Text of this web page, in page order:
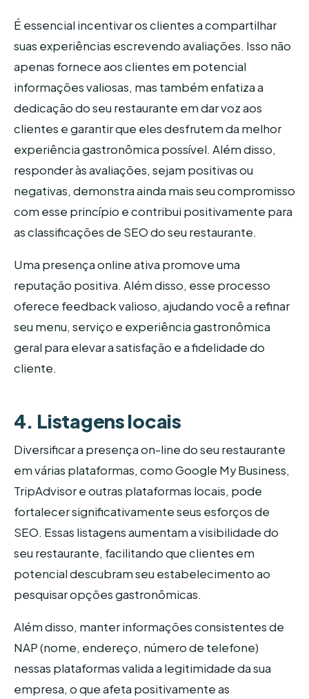
É essencial incentivar os clientes a compartilhar
suas experiências escrevendo avaliações. Isso não
apenas fornece aos clientes em potencial
informações valiosas, mas também enfatiza a
dedicação do seu restaurante em dar voz aos
clientes e garantir que eles desfrutem da melhor
experiência gastronômica possível. Além disso,
responder às avaliações, sejam positivas ou
negativas, demonstra ainda mais seu compromisso
com esse princípio e contribui positivamente para
as classificações de SEO do seu restaurante.
Uma presença online ativa promove uma
reputação positiva. Além disso, esse processo
oferece feedback valioso, ajudando você a refinar
seu menu, serviço e experiência gastronômica
geral para elevar a satisfação e a fidelidade do
cliente.
4. Listagens locais
Diversificar a presença on-line do seu restaurante
em várias plataformas, como Google My Business,
TripAdvisor e outras plataformas locais, pode
fortalecer significativamente seus esforços de
SEO. Essas listagens aumentam a visibilidade do
seu restaurante, facilitando que clientes em
potencial descubram seu estabelecimento ao
pesquisar opções gastronômicas.
Além disso, manter informações consistentes de
NAP (nome, endereço, número de telefone)
nessas plataformas valida a legitimidade da sua
empresa, o que afeta positivamente as